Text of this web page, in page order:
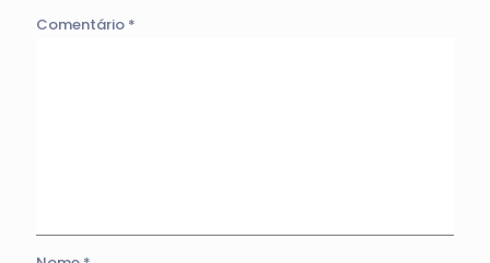
Comentário *